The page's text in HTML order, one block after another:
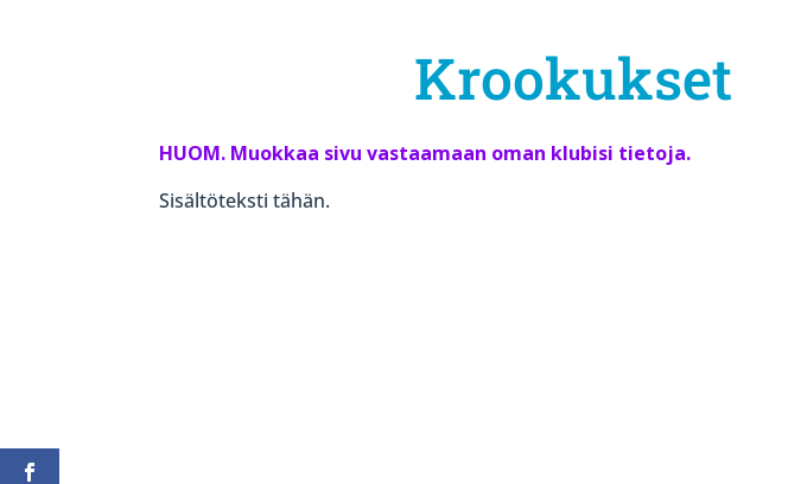
Krookukset
HUOM. Muokkaa sivu vastaamaan oman klubisi tietoja.
Sisältöteksti tähän.